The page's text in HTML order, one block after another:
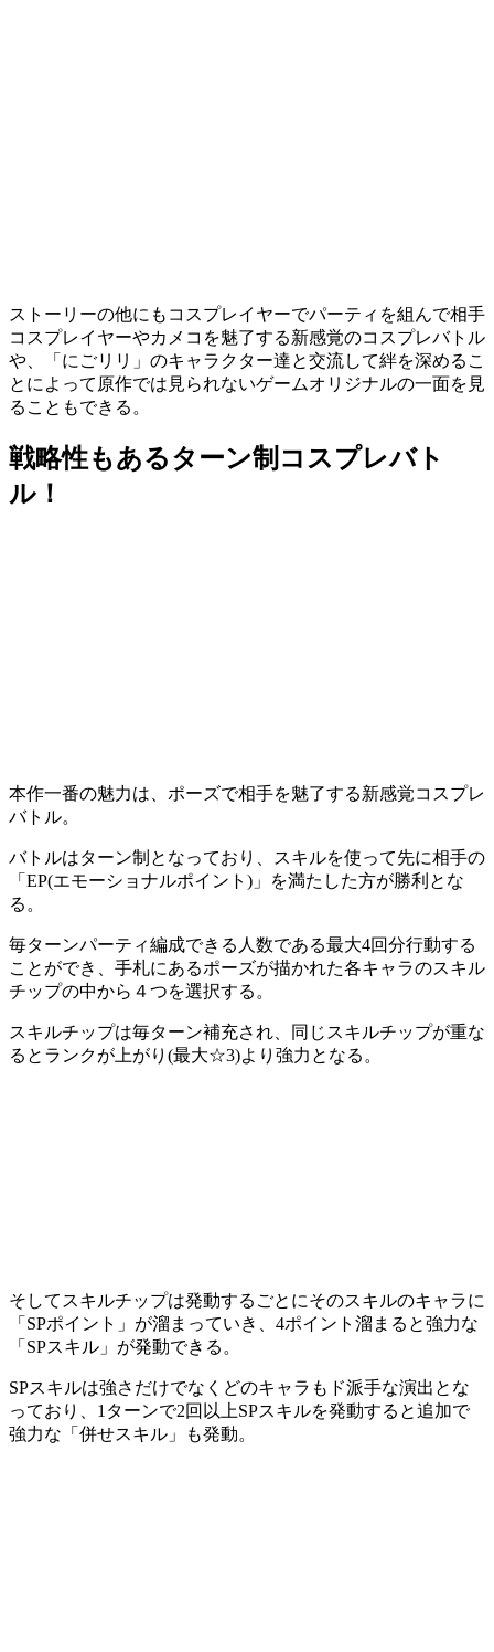
ストーリーの他にもコスプレイヤーでパーティを組んで相手
コスプレイヤーやカメコを魅了する新感覚のコスプレバトル
や、「にごリリ」のキャラクター達と交流して絆を深めるこ
とによって原作では見られないゲームオリジナルの一面を見
ることもできる。
戦略性もあるターン制コスプレバト
ル！
本作一番の魅力は、ポーズで相手を魅了する新感覚コスプレ
バトル。
バトルはターン制 となっており、スキルを使って先に相手の
「EP(エモーショナルポイント)」
を満たした方が勝利とな
る。
毎ターンパーティ編成できる人数である最大4回分行動する
ことができ、手札にあるポーズが描かれた各キャラのスキル
チップの中から４つを選択する。
スキルチップは毎ターン補充され、同じスキルチップが重な
ると ランクが上がり(最大☆3)より強力となる。
そしてスキルチップは発動するごとにそのスキルのキャラに
「SPポイント」が溜まっていき、 4ポイント溜まる と強力な
「SPスキル」 が発動できる。
SPスキルは強さだけでなくどのキャラも ド派手な演出 とな
っており、1ターンで2回以上SPスキルを発動すると追加で
強力な 「併せスキル」 も発動。